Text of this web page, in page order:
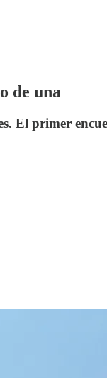
de una
El primer